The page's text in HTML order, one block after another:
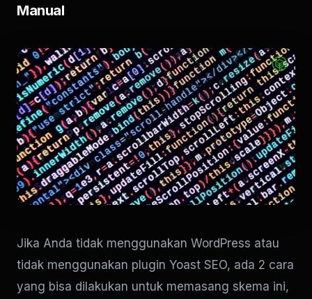
Manual
Jika Anda tidak menggunakan WordPress atau
tidak menggunakan plugin Yoast SEO, ada 2 cara
yang bisa dilakukan untuk memasang skema ini,